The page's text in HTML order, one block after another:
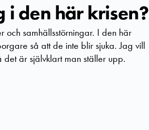
i den härkrisen?
samhällsstörningar. I den här
så att de inte blir sjuka. Jag vill
är självklart man ställer upp.